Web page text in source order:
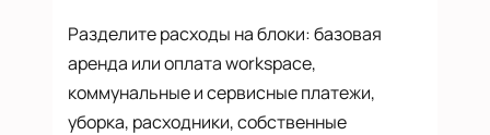
Разделите расходы на блоки: базовая
аренда или оплата workspace,
коммунальные и сервисные платежи,
уборка, расходники, собственные